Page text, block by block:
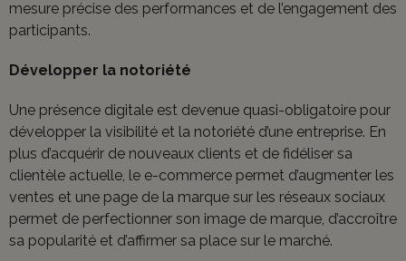
mesure précise des performances et de l’engagement des
participants.
Développer la notoriété
Une présence digitale est devenue quasi-obligatoire pour
développer la visibilité et la notoriété d’une entreprise. En
plus d’acquérir de nouveaux clients et de fidéliser sa
clientèle actuelle, le e-commerce permet d’augmenter les
ventes et une page de la marque sur les réseaux sociaux
permet de perfectionner son image de marque, d’accroître
sa popularité et d’affirmer sa place sur le marché.